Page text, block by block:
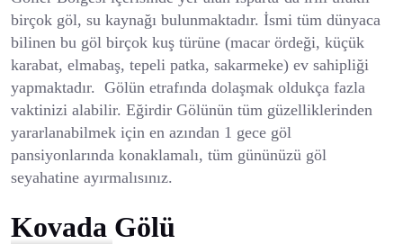
birçok göl, su kaynağı bulunmaktadır. İsmi tüm dünyaca
bilinen bu göl birçok kuş türüne (macar ördeği, küçük
karabat, elmabaş, tepeli patka, sakarmeke) ev sahipliği
yapmaktadır. Gölün etrafında dolaşmak oldukça fazla
vaktinizi alabilir. Eğirdir Gölünün tüm güzelliklerinden
yararlanabilmek için en azından 1 gece göl
pansiyonlarında konaklamalı, tüm gününüzü göl
seyahatine ayırmalısınız.
Kovada Gölü